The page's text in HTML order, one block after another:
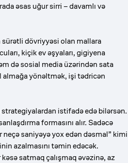
əsas uğur sirri – davamlı və
dövriyyəsi olan mallara
kiçik ev əşyaları, gigiyena
də sosial media üzərindən sata
almağa yönəltmək, işi tədricən
strategiyalardan istifadə edə bilərsən.
formasını alır. Sadəcə
saniyəyə yox edən dəsmal” kimi
azalmasını təmin edəcək.
satmaq çalışmaq əvəzinə, az